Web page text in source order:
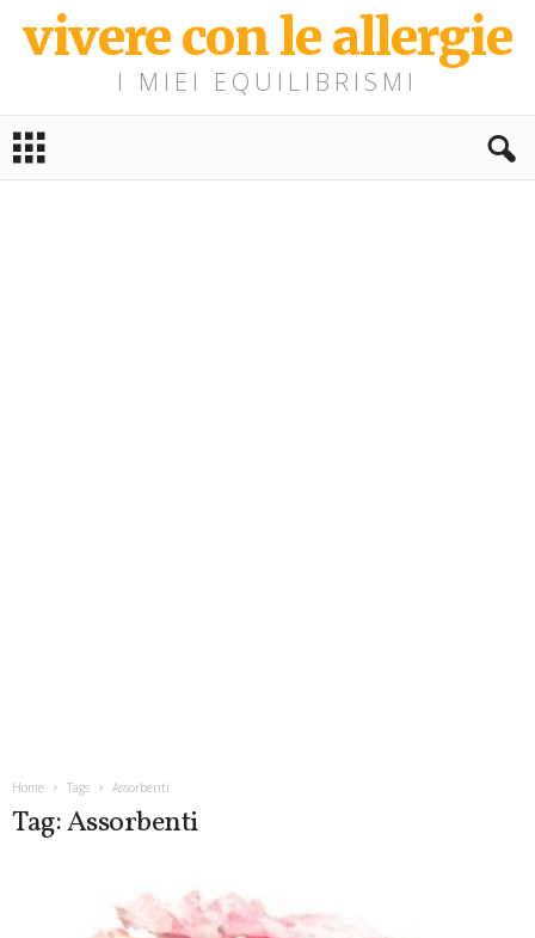
vivere con le allergie
I MIEI EQUILIBRISMI
Home Tags Assorbenti
Tag: Assorbenti